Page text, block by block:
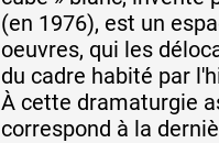
(en 1976), est un
oeuvres, qui les
du cadre habité par
À cette dramaturgie
correspond à la